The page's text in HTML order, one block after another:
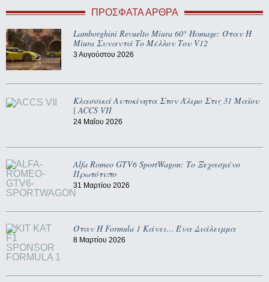
ΠΡΌΣΦΑΤΑ ΆΡΘΡΑ
Lamborghini Revuelto Miura 60° Homage: Όταν Η
Miura Συναντά Το Μέλλον Του V12
3 Αυγούστου 2026
Κλασσικά Αυτοκίνητα Στον Άλιμο Στις 31 Μαϊου
| ACCS VII
24 Μαΐου 2026
Alfa Romeo GTV6 SportWagon: Το Ξεχασμένο
Πρωτότυπο
31 Μαρτίου 2026
Όταν Η Formula 1 Κάνει… Ένα Διάλειμμα
8 Μαρτίου 2026